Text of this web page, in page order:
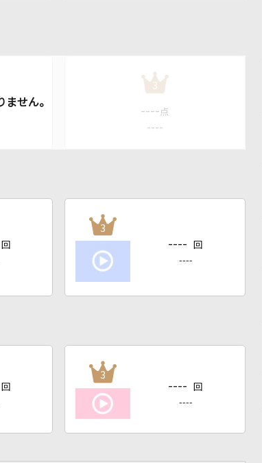
3
---- 点
----
回
3
---- 回
----
回
3
---- 回
----